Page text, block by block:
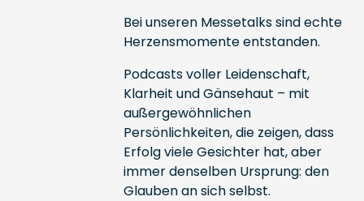
Bei unseren Messetalks sind echte
Herzensmomente entstanden.
Podcasts voller Leidenschaft,
Klarheit und Gänsehaut – mit
außergewöhnlichen
Persönlichkeiten, die zeigen, dass
Erfolg viele Gesichter hat, aber
immer denselben Ursprung: den
Glauben an sich selbst.